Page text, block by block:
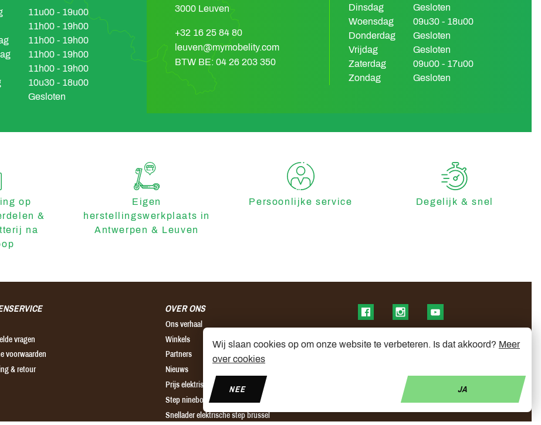
11u00 - 19u00
11h00 - 19h00
11h00 - 19h00
11h00 - 19h00
11h00 - 19h00
10u30 - 18u00
Gesloten
3000 Leuven
+32 16 25 84 80
leuven@mymobelity.com
BTW BE: 04 26 203 350
Dinsdag
Gesloten
Woensdag
09u30 - 18u00
Donderdag
Gesloten
Vrijdag
Gesloten
Zaterdag
09u00 - 17u00
Zondag
Gesloten
op
&
na
Eigen
herstellingswerkplaats in
Antwerpen & Leuven
Persoonlijke service Degelijk & snel
vragen
voorwaarden
& retour
OVER ONS
Ons verhaal
Winkels
Partners
Nieuws
Prijs elektrische step
Step ninebot leuven
Snellader elektrische step brussel
Find us on FacebookFind us on InstagramFind us on YouTube
Wij slaan cookies op om onze website te verbeteren. Is dat akkoord? Meer
over cookies
NEE JA